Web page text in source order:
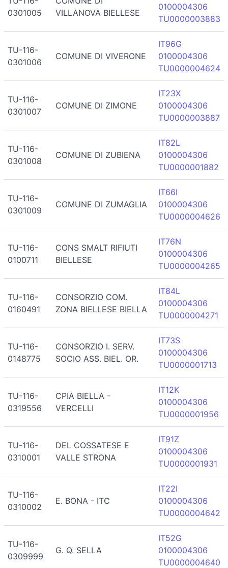
0301005
VILLANOVA BIELLESE
0100004306
TU0000003883
TU-116-
0301006
COMUNE DI VIVERONE
IT96G
0100004306
TU0000004624
TU-116-
0301007
COMUNE DI ZIMONE
IT23X
0100004306
TU0000003887
TU-116-
0301008
COMUNE DI ZUBIENA
IT82L
0100004306
TU0000001882
TU-116-
0301009
COMUNE DI ZUMAGLIA
IT66I
0100004306
TU0000004626
TU-116-
0100711
CONS SMALT RIFIUTI
BIELLESE
IT76N
0100004306
TU0000004265
TU-116-
0160491
CONSORZIO COM.
ZONA BIELLESE BIELLA
IT84L
0100004306
TU0000004271
TU-116-
0148775
CONSORZIO I. SERV.
SOCIO ASS. BIEL. OR.
IT73S
0100004306
TU0000001713
TU-116-
0319556
CPIA BIELLA -
VERCELLI
IT12K
0100004306
TU0000001956
TU-116-
0310001
DEL COSSATESE E
VALLE STRONA
IT91Z
0100004306
TU0000001931
TU-116-
0310002
E. BONA - ITC
IT22I
0100004306
TU0000004642
TU-116-
0309999
G. Q. SELLA
IT52G
0100004306
TU0000004640